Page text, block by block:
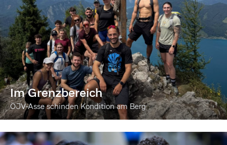
Im Grenzbereich
ÖJV-Asse schinden Kondition am Berg